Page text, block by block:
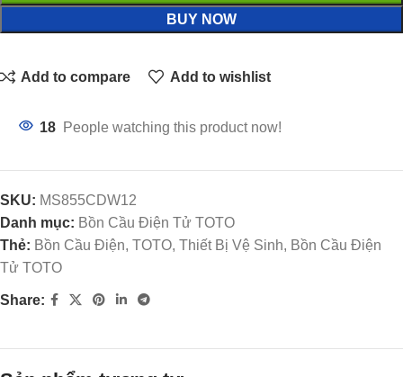
BUY NOW
Add to compare Add to wishlist
18 People watching this product now!
SKU: MS855CDW12
Danh mục: Bồn Cầu Điện Tử TOTO
Thẻ: Bồn Cầu Điện, TOTO, Thiết Bị Vệ Sinh, Bồn Cầu Điện
Tử TOTO
Share: